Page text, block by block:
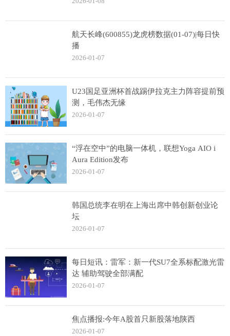
航天长峰(600855)龙虎榜数据(01-07)|每日快
播
2026-01-07
U23国足亚洲杯首战踢伊拉克主力阵容提前预
测，毛伟杰无缘
2026-01-07
“浮在空中”的电脑一体机，联想Yoga AIO i
Aura Edition发布
2026-01-07
韩国总统李在明在上海出席中韩创新创业论
坛
2026-01-07
每日短讯：雷军：新一代SU7全系标配激光雷
达 辅助驾驶全部满配
2026-01-07
焦点播报:今年A股首只新股落地陕西
2026-01-07